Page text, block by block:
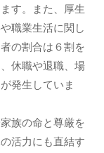
す。また、厚生
職業生活に関し
の割合は６割を
休職や退職、場
発生していま
族の命と尊厳を
活力にも直結す